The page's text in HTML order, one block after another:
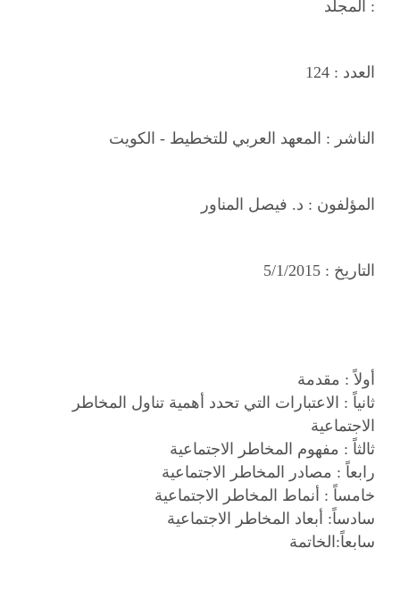
المجلد :
العدد :124
الناشر : المعهد العربي للتخطيط - الكويت
المؤلفون : د. فيصل المناور
التاريخ :5/1/2015
أولاً : مقدمة
ثانياً : الاعتبارات التي تحدد أهمية تناول المخاطر
الاجتماعية
ثالثاً : مفهوم المخاطر الاجتماعية
رابعاً : مصادر المخاطر الاجتماعية
خامساً : أنماط المخاطر الاجتماعية
سادساً: أبعاد المخاطر الاجتماعية
سابعاً:الخاتمة